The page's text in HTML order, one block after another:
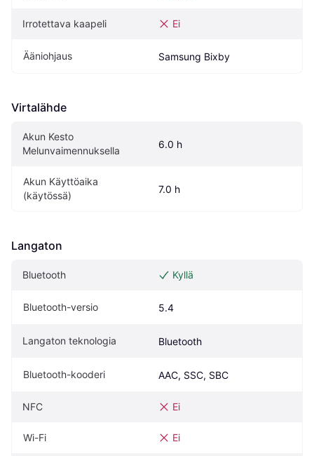
Irrotettava kaapeli Ei
Ääniohjaus Samsung Bixby
Virtalähde
Akun Kesto
Melunvaimennuksella
6.0 h
Akun Käyttöaika
(käytössä)
7.0 h
Langaton
Bluetooth Kyllä
Bluetooth-versio 5.4
Langaton teknologia Bluetooth
Bluetooth-kooderi AAC, SSC, SBC
NFC Ei
Wi-Fi Ei